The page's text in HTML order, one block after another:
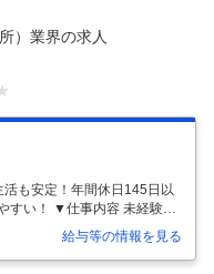
よるために確定できません
入社時にレジデンス、
）業界の求人
も安定！年間休日145日以
すい！ ▼仕事内容 未経験歓
社会人デビューOK！ ＜求
は一切不問です! 以下にひ
ださい! <こんな会社、仕事
給与等の情報を見る